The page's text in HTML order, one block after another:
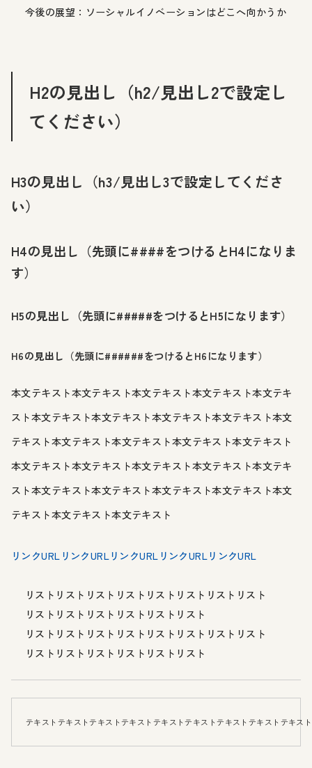
今後の展望：ソーシャルイノベーションはどこへ向かうか
H2の見出し（h2/見出し2で設定し
てください）
H3の見出し（h3/見出し3で設定してくださ
い）
H4の見出し（先頭に####をつけるとH4になりま
す）
H5の見出し（先頭に#####をつけるとH5になります）
H6の見出し（先頭に######をつけるとH6になります）
本文テキスト本文テキスト本文テキスト本文テキスト本文テキ
スト本文テキスト本文テキスト本文テキスト本文テキスト本文
テキスト本文テキスト本文テキスト本文テキスト本文テキスト
本文テキスト本文テキスト本文テキスト本文テキスト本文テキ
スト本文テキスト本文テキスト本文テキスト本文テキスト本文
テキスト本文テキスト本文テキスト
リンクURLリンクURLリンクURLリンクURLリンクURL
リストリストリストリストリストリストリストリスト
リストリストリストリストリストリスト
リストリストリストリストリストリストリストリスト
リストリストリストリストリストリスト
テキストテキストテキストテキストテキストテキストテキストテキストテキ